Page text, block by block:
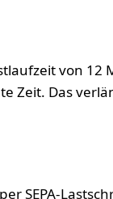
von 12
Zeit. Das
SEPA-